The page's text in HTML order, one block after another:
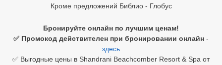
Кроме предложений Библио - Глобус
Бронируйте онлайн по лучшим ценам!
✅ Промокод действителен при бронировании онлайн -
здесь
✅ Выгодные цены в Shandrani Beachcomber Resort & Spa от
Куба
Шри Ланка